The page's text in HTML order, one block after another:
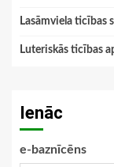
Lasāmviela ticības
Luteriskās ticības
Ienāc
e-baznīcēns